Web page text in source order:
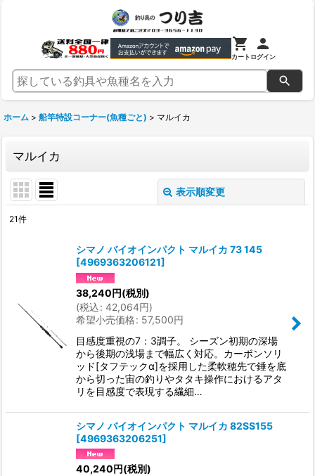
カートログイン
ホーム > 船竿特設コーナー(魚種ごと) > マルイカ
マルイカ
表示順変更
絞り込む
21件
シマノ バイオインパクト マルイカ 73 145
[4969363206121]
38,240円(税別)
(税込: 42,064円)
希望小売価格: 57,500円
目感度重視の7：3調子。 シーズン初期の深場
から後期の浅場まで幅広く対応。カーボンソリ
ッド[タフテックα]を採用した柔軟穂先で錘を底
から切った宙の釣りやタタキ操作におけるアタ
リを目感度で表現する繊細…
シマノ バイオインパクト マルイカ 82SS155
[4969363206251]
40,240円(税別)